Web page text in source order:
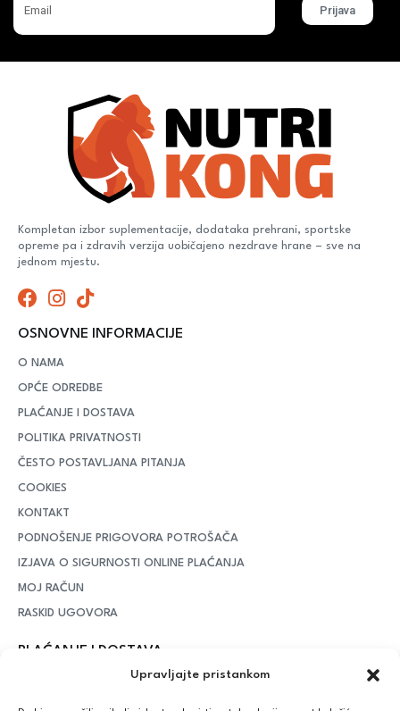
Upravljajte pristankom
Prijava
Kompletan izbor suplementacije, dodataka prehrani, sportske
opreme pa i zdravih verzija uobičajeno nezdrave hrane – sve na
jednom mjestu.
OSNOVNE INFORMACIJE
O NAMA
OPĆE ODREDBE
PLAĆANJE I DOSTAVA
POLITIKA PRIVATNOSTI
ČESTO POSTAVLJANA PITANJA
COOKIES
KONTAKT
PODNOŠENJE PRIGOVORA POTROŠAČA
IZJAVA O SIGURNOSTI ONLINE PLAĆANJA
MOJ RAČUN
RASKID UGOVORA
PLAĆANJE I DOSTAVA
– iznad potrošenih 55 eura dostava je